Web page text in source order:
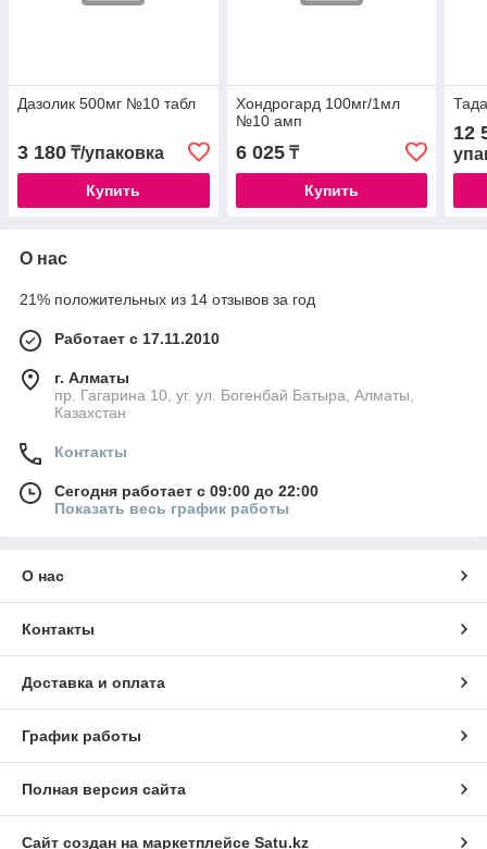
Дазолик 500мг №10 табл
3 180 ₸/упаковка
Купить
Хондрогард 100мг/1мл
№10 амп
6 025₸
Купить
12
О нас
21% положительных из 14 отзывов за год
Работает с 17.11.2010
г. Алматы
пр. Гагарина 10, уг. ул. Богенбай Батыра, Алматы,
Казахстан
Контакты
Сегодня работает с 09:00 до 22:00
Показать весь график работы
О нас
Контакты
Доставка и оплата
График работы
Полная версия сайта
Сайт создан на маркетплейсе Satu.kz